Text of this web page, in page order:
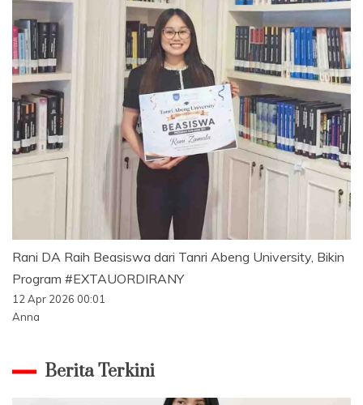
Rani DA Raih Beasiswa dari Tanri Abeng University, Bikin
Program #EXTAUORDIRANY
12 Apr 2026 00:01
Anna
Berita Terkini